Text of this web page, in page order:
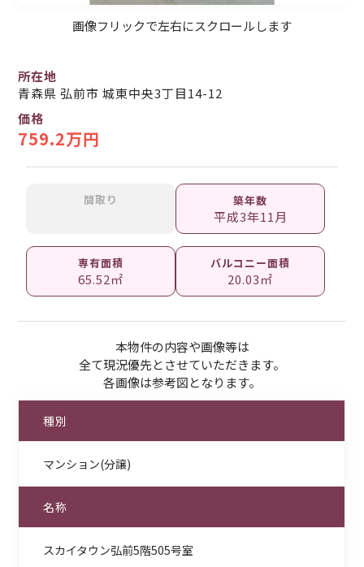
所在地
青森県 弘前市 城東中央3丁目14-12
価格
759.2万円
間取り 築年数
平成3年11月
専有面積
65.52㎡
バルコニー面積
20.03㎡
画像フリックで左右にスクロールします
本物件の内容や画像等は
全て現況優先とさせていただきます。
各画像は参考図となります。
種別
マンション(分譲)
名称
スカイタウン弘前5階505号室